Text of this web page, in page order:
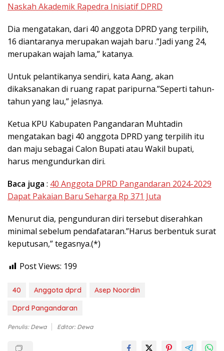
Naskah Akademik Rapedra Inisiatif DPRD
Dia mengatakan, dari 40 anggota DPRD yang terpilih,
16 diantaranya merupakan wajah baru .”Jadi yang 24,
merupakan wajah lama,” katanya.
Untuk pelantikanya sendiri, kata Aang, akan
dikaksanakan di ruang rapat paripurna.”Seperti tahun-
tahun yang lau,” jelasnya.
Ketua KPU Kabupaten Pangandaran Muhtadin
mengatakan bagi 40 anggota DPRD yang terpilih itu
dan maju sebagai Calon Bupati atau Wakil bupati,
harus mengundurkan diri.
Baca juga : 40 Anggota DPRD Pangandaran 2024-2029
Dapat Pakaian Baru Seharga Rp 371 Juta
Menurut dia, pengunduran diri tersebut diserahkan
minimal sebelum pendafataran.”Harus berbentuk surat
keputusan,” tegasnya.(*)
Post Views: 199
40 Anggota dprd
Asep Noordin
Dprd Pangandaran
Penulis: Dewa Editor: Dewa